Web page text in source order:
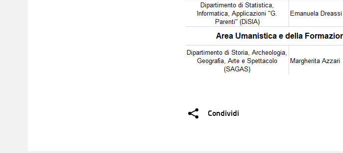
Condividi